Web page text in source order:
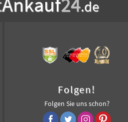
.de
Folgen!
Folgen Sie uns schon?